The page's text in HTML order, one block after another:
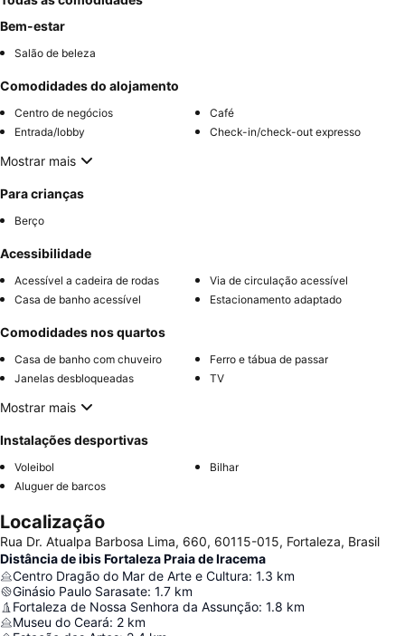
Bem-estar
Salão de beleza
Comodidades do alojamento
Centro de negócios
Café
Entrada/lobby
Check-in/check-out expresso
Mostrar mais
Para crianças
Berço
Acessibilidade
Acessível a cadeira de rodas
Via de circulação acessível
Casa de banho acessível
Estacionamento adaptado
Comodidades nos quartos
Casa de banho com chuveiro
Ferro e tábua de passar
Janelas desbloqueadas
TV
Mostrar mais
Instalações desportivas
Voleibol
Bilhar
Aluguer de barcos
Localização
Rua Dr. Atualpa Barbosa Lima, 660, 60115-015, Fortaleza, Brasil
Distância de ibis Fortaleza Praia de Iracema
Centro Dragão do Mar de Arte e Cultura: 1.3 km
Ginásio Paulo Sarasate: 1.7 km
Fortaleza de Nossa Senhora da Assunção: 1.8 km
Museu do Ceará: 2 km